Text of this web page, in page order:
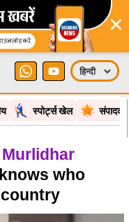
×
स्पोर्ट्स खेल
who